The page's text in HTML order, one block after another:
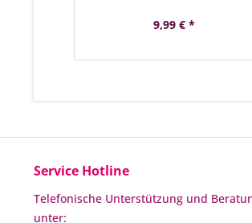
9,99 € *
Service Hotline
Telefonische Unterstützung und
unter: